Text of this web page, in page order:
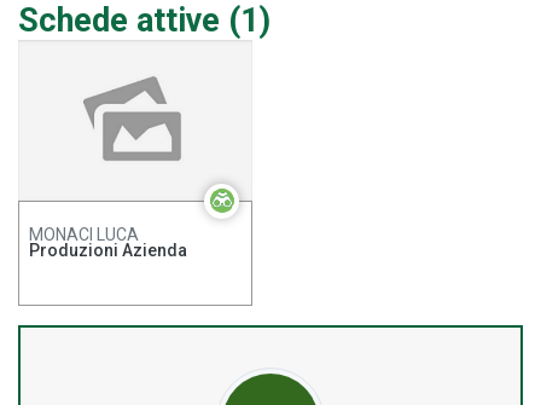
Schede attive (1)
MONACI LUCA
Produzioni Azienda